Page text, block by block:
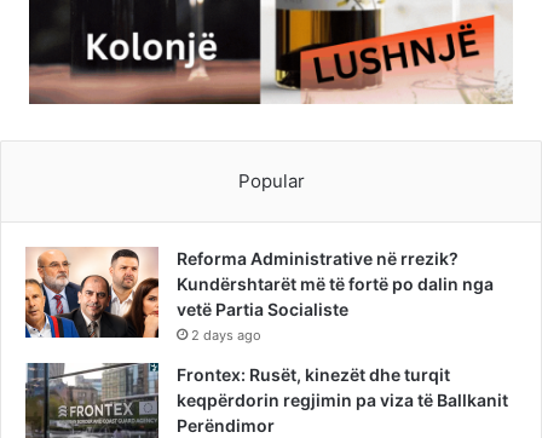
Popular
Reforma Administrative në rrezik?
Kundërshtarët më të fortë po dalin nga
vetë Partia Socialiste
2 days ago
Frontex: Rusët, kinezët dhe turqit
keqpërdorin regjimin pa viza të Ballkanit
Perëndimor